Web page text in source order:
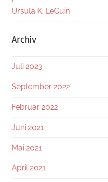
Ursula K. LeGuin
Archiv
Juli 2023
September 2022
Februar 2022
Juni 2021
Mai 2021
April 2021